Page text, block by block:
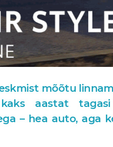
mõõtu
kaks aastat
– hea auto, aga